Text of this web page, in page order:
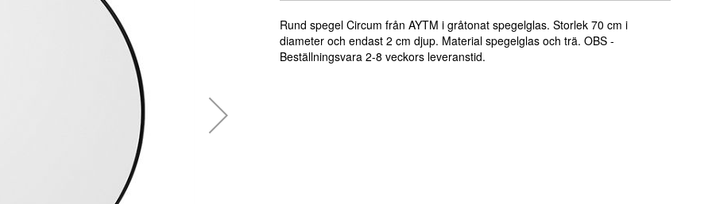
Rund spegel Circum från AYTM i gråtonat spegelglas. Storlek 70 cm i
diameter och endast 2 cm djup. Material spegelglas och trä. OBS -
Beställningsvara 2-8 veckors leveranstid.